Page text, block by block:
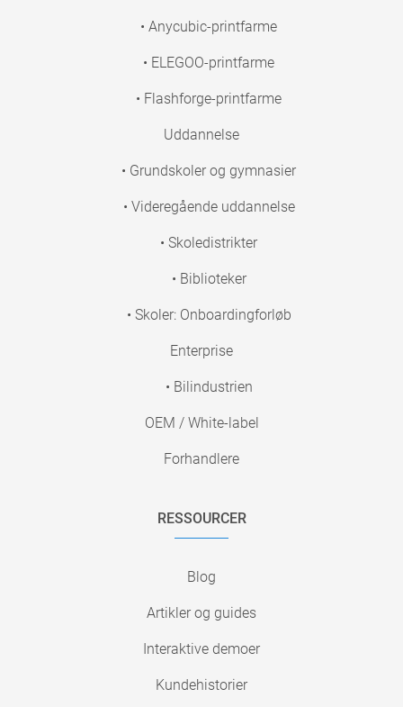
• Anycubic-printfarme
• ELEGOO-printfarme
• Flashforge-printfarme
Uddannelse
• Grundskoler og gymnasier
• Videregående uddannelse
• Skoledistrikter
• Biblioteker
• Skoler: Onboardingforløb
Enterprise
• Bilindustrien
OEM / White-label
Forhandlere
RESSOURCER
Blog
Artikler og guides
Interaktive demoer
Kundehistorier